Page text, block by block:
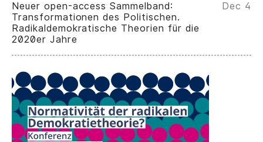
Neuer open-access Sammelband:
Transformationen des Politischen.
Radikaldemokratische Theorien für die
2020er Jahre
Dec 4